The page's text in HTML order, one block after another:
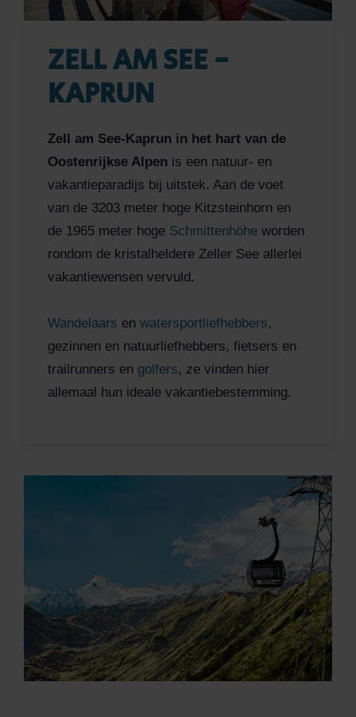
ZELL AM SEE -
KAPRUN
Zell am See-Kaprun in het hart van de
Oostenrijkse Alpen is een natuur- en
vakantieparadijs bij uitstek. Aan de voet
van de 3203 meter hoge Kitzsteinhorn en
de 1965 meter hoge Schmittenhöhe worden
rondom de kristalheldere Zeller See allerlei
vakantiewensen vervuld.
Wandelaars en watersportliefhebbers,
gezinnen en natuurliefhebbers, fietsers en
trailrunners en golfers, ze vinden hier
allemaal hun ideale vakantiebestemming.